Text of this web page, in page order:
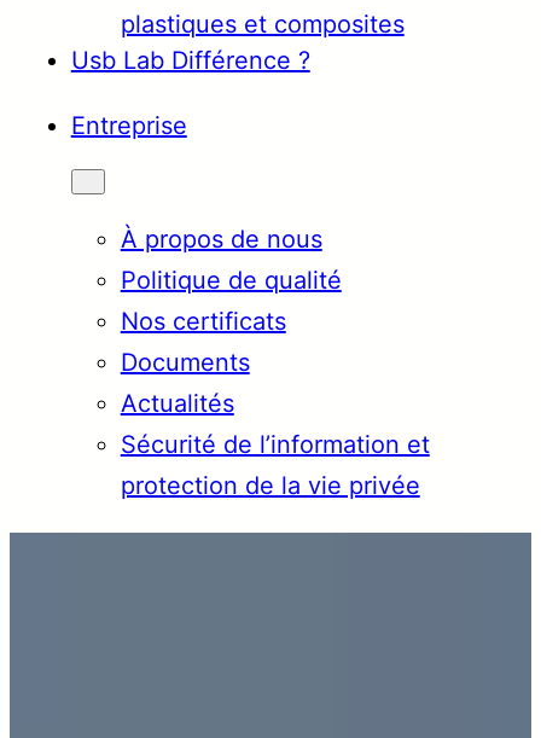
plastiques et composites
Usb Lab Différence ?
Entreprise
À propos de nous
Politique de qualité
Nos certificats
Documents
Actualités
Sécurité de l’information et
protection de la vie privée